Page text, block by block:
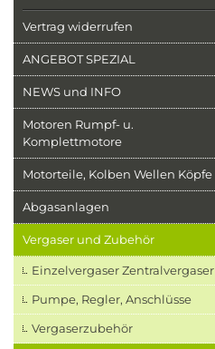
Vertrag widerrufen
ANGEBOT SPEZIAL
NEWS und INFO
Motoren Rumpf- u.
Komplettmotore
Motorteile, Kolben Wellen Köpfe
Abgasanlagen
Vergaser und Zubehör
Einzelvergaser Zentralvergaser
Pumpe, Regler, Anschlüsse
Vergaserzubehör